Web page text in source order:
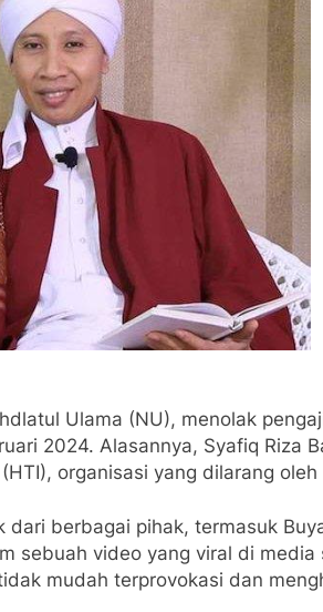
Ulama (NU), menolak
2024. Alasannya, Syafiq Riza
organisasi yang dilarang
berbagai pihak, termasuk
sebuah video yang viral di media
mudah terprovokasi dan